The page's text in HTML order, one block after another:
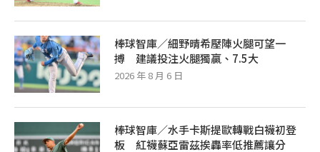
棒球智庫／細野晴希壓陣火腿可望一
搏 建議投注火腿獨贏、7.5大
2026 年 8 月 6 日
棒球智庫／水手卡斯提歐轉戰白襪初登
板 紅襪蘇亞雷茲挨轟率低推薦讓分